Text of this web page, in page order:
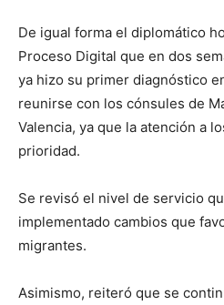
De igual forma el diplomático
Proceso Digital que en dos
ya hizo su primer diagnóstico
reunirse con los cónsules de
Valencia, ya que la atención a
prioridad.
Se revisó el nivel de servicio
implementado cambios que
migrantes.
Asimismo, reiteró que se